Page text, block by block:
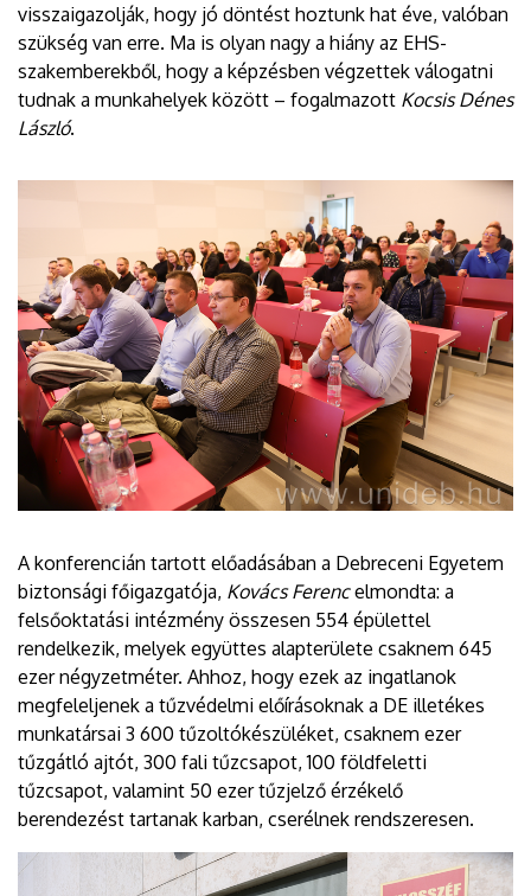
visszaigazolják, hogy jó döntést hoztunk hat éve, valóban
szükség van erre. Ma is olyan nagy a hiány az EHS-
szakemberekből, hogy a képzésben végzettek válogatni
tudnak a munkahelyek között – fogalmazott Kocsis Dénes
László.
A konferencián tartott előadásában a Debreceni Egyetem
biztonsági főigazgatója, Kovács Ferencelmondta: a
felsőoktatási intézmény összesen 554 épülettel
rendelkezik, melyek együttes alapterülete csaknem 645
ezer négyzetméter. Ahhoz, hogy ezek az ingatlanok
megfeleljenek a tűzvédelmi előírásoknak a DE illetékes
munkatársai 3 600 tűzoltókészüléket, csaknem ezer
tűzgátló ajtót, 300 fali tűzcsapot, 100 földfeletti
tűzcsapot, valamint 50 ezer tűzjelző érzékelő
berendezést tartanak karban, cserélnek rendszeresen.